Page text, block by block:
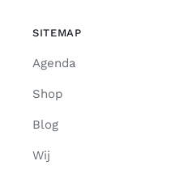
SITEMAP
Agenda
Shop
Blog
Wij